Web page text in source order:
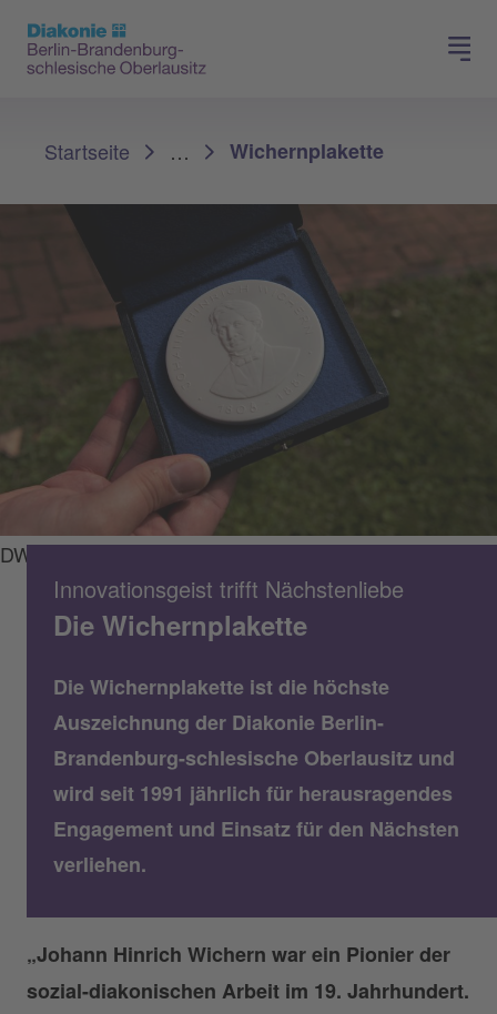
Presse
Startseite
… Wichernplakette
DWBO
Innovationsgeist trifft Nächstenliebe
Die Wichernplakette
Die Wichernplakette ist die höchste
Auszeichnung der Diakonie Berlin-
Brandenburg-schlesische Oberlausitz und
wird seit 1991 jährlich für herausragendes
Engagement und Einsatz für den Nächsten
verliehen.
„Johann Hinrich Wichern war ein Pionier der
sozial-diakonischen Arbeit im 19. Jahrhundert.